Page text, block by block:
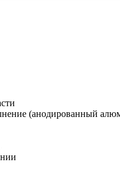
(анодированный